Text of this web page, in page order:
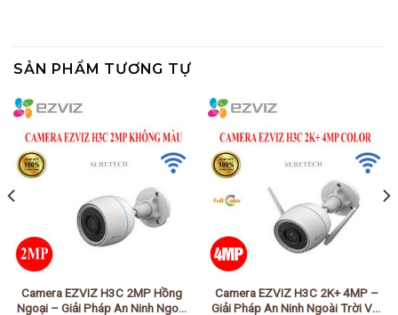
SẢN PHẨM TƯƠNG TỰ
Camera EZVIZ H3C 2MP Hồng
Ngoại – Giải Pháp An Ninh Ngoài
Camera EZVIZ H3C 2K+ 4MP –
Giải Pháp An Ninh Ngoài Trời Với